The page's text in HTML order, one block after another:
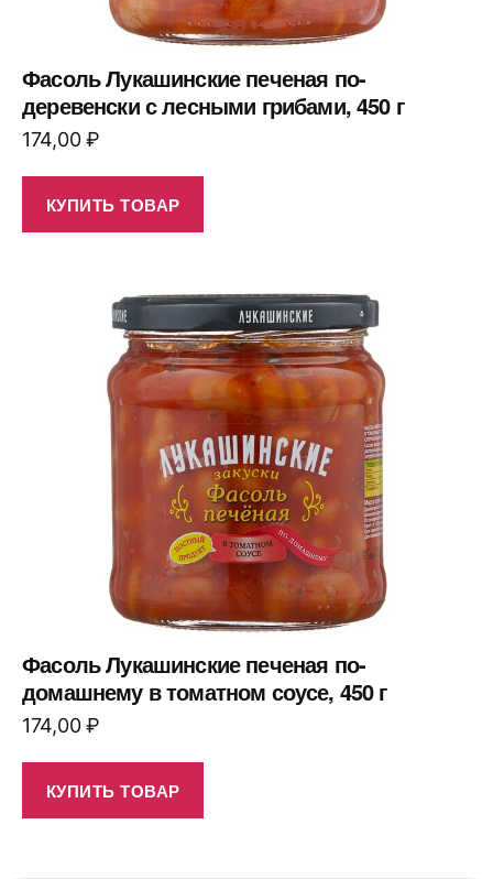
Фасоль Лукашинские печеная по-
деревенски с лесными грибами, 450 г
174,00₽
КУПИТЬ ТОВАР
Фасоль Лукашинские печеная по-
домашнему в томатном соусе, 450 г
174,00₽
КУПИТЬ ТОВАР